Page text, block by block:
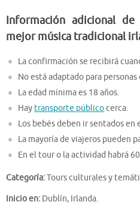
Información adicional
mejor música tradicional
La confirmación se recibirá
No está adaptado para
La edad mínima es 18 años.
Hay transporte públicocerca.
Los bebés deben ir sentados en
La mayoría de viajeros pueden
En el tour o la actividad habrá
Categoría:Tours culturales y
Inicio en: Dublín, Irlanda.